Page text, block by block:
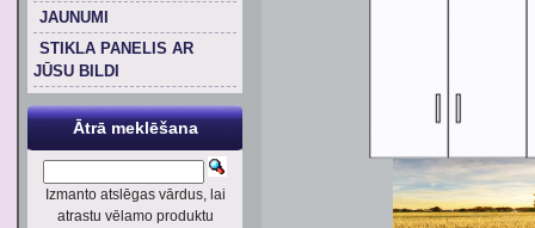
JAUNUMI
STIKLA PANELIS AR
JŪSU BILDI
Ātrā meklēšana
Izmanto atslēgas vārdus, lai
atrastu vēlamo produktu